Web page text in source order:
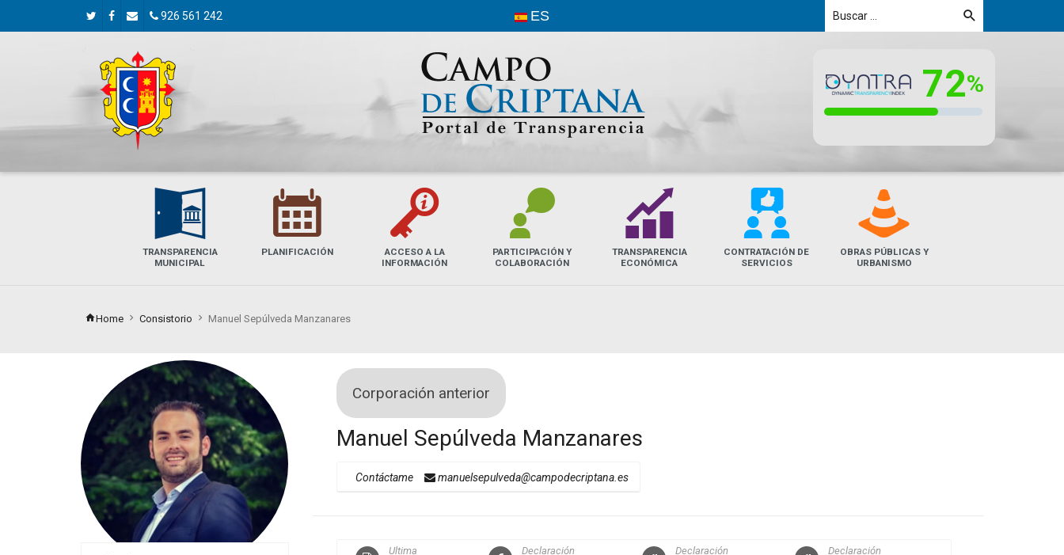
926 561 242 ES
A
TRANSPARENCIA
MUNICIPAL
E
PLANIFICACIÓN
G
ACCESO A LA
INFORMACIÓN
L
PARTICIPACIÓN Y
COLABORACIÓN
Q
TRANSPARENCIA
ECONÓMICA
V
CONTRATACIÓN DE
SERVICIOS
e
OBRAS PÚBLICAS Y
URBANISMO
Home Consistorio Manuel Sepúlveda Manzanares
Corporación anterior
Manuel Sepúlveda Manzanares
Contáctame manuelsepulveda@campodecriptana.es
Ultima
Declaración
Declaración
Declaración